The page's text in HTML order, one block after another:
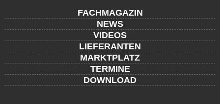
FACHMAGAZIN
NEWS
VIDEOS
LIEFERANTEN
MARKTPLATZ
TERMINE
DOWNLOAD